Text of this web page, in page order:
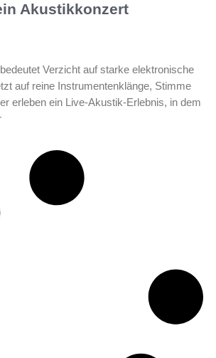
Akustikkonzert
Verzicht auf starke elektronische
auf reine Instrumentenklänge, Stimme
erleben ein Live-Akustik-Erlebnis, in dem